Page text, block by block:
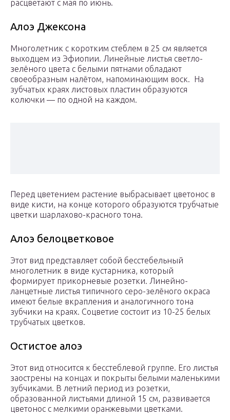
расцветают с мая по июнь.
Алоэ Джексона
Многолетник с коротким стеблем в 25 см является
выходцем из Эфиопии. Линейные листья светло-
зелёного цвета с белыми пятнами обладают
своеобразным налётом, напоминающим воск. На
зубчатых краях листовых пластин образуются
колючки — по одной на каждом.
Перед цветением растение выбрасывает цветонос в
виде кисти, на конце которого образуются трубчатые
цветки шарлахово-красного тона.
Алоэ белоцветковое
Этот вид представляет собой бесстебельный
многолетник в виде кустарника, который
формирует прикорневые розетки. Линейно-
ланцетные листья типичного серо-зелёного окраса
имеют белые вкрапления и аналогичного тона
зубчики на краях. Соцветие состоит из 10-25 белых
трубчатых цветков.
Остистое алоэ
Этот вид относится к бесстеблевой группе. Его листья
заострены на концах и покрыты белыми маленькими
зубчиками. В летний период из розетки,
образованной листьями длиной 15 см, развивается
цветонос с мелкими оранжевыми цветками.